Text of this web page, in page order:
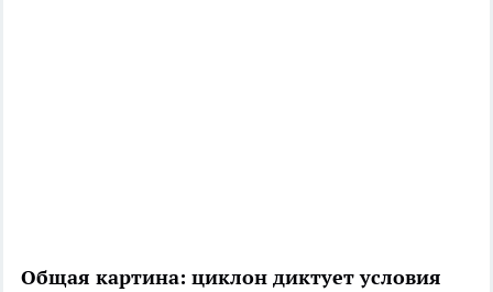
Общая картина: циклон диктует условия